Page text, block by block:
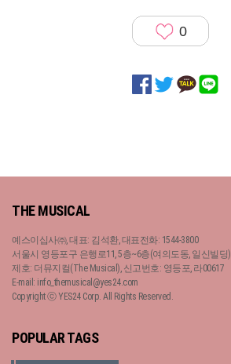
0
THE MUSICAL
예스이십사㈜, 대표: 김석환, 대표전화: 1544-3800
서울시 영등포구 은행로11, 5층~6층(여의도동, 일신빌딩)
제호: 더뮤지컬(The Musical), 신고번호: 영등포, 라00617
E-mail: info_themusical@yes24.com
Copyright ⓒ YES24 Corp. All Rights Reserved.
POPULAR TAGS